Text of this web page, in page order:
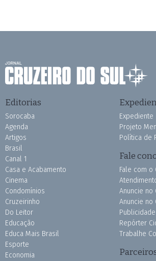
Editorias
Sorocaba
Agenda
Artigos
Brasil
Canal 1
Casa e Acabamento
Cinema
Condomínios
Cruzeirinho
Do Leitor
Educação
Educa Mais Brasil
Esporte
Economia
Expediente
Projeto
Política de
Fale
Fale com o
Anuncie no
Anuncie no
Repórter
Trabalhe